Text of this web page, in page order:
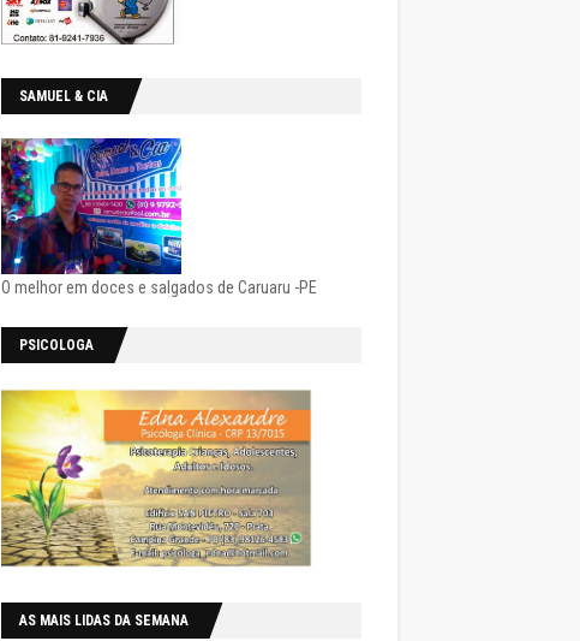
SAMUEL & CIA
O melhor em doces e salgados de Caruaru -PE
PSICOLOGA
AS MAIS LIDAS DA SEMANA